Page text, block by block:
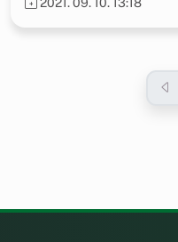
2021. 09. 10. 13:18